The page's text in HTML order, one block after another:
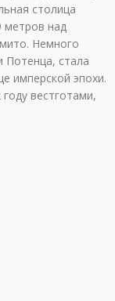
столица
метров над
Немного
Потенца, стала
имперской эпохи.
вестготами,